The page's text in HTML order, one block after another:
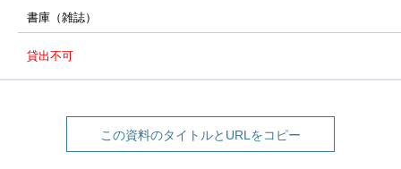
書庫（雑誌）
貸出不可
この資料のタイトルとURLをコピー